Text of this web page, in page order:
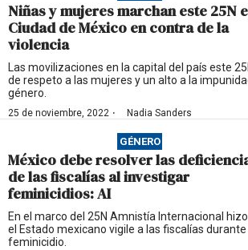
Niñas y mujeres marchan este 25N
Ciudad de México en contra de la
violencia
Las movilizaciones en la capital del país este
de respeto a las mujeres y un alto a la
género.
25 de noviembre, 2022 · Nadia Sanders
GÉNERO
México debe resolver las
de las fiscalías al investigar
feminicidios: AI
En el marco del 25N Amnistía Internacional
el Estado mexicano vigile a las fiscalías
feminicidio.